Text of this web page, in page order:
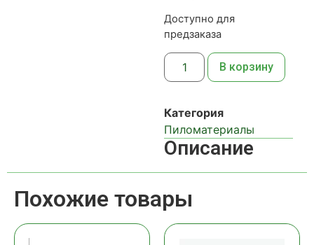
Доступно для
предзаказа
В корзину
Категория
Пиломатериалы
Описание
Похожие товары